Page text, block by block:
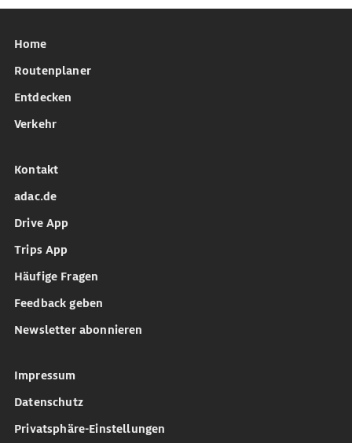
Home
Routenplaner
Entdecken
Verkehr
Kontakt
adac.de
Drive App
Trips App
Häufige Fragen
Feedback geben
Newsletter abonnieren
Impressum
Datenschutz
Privatsphäre-Einstellungen